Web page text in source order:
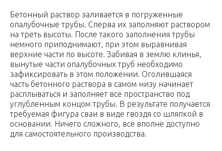
Бетонный раствор заливается в погруженные
опалубочные трубы. Сперва их заполняют раствором
на треть высоты. После такого заполнения трубы
немного приподнимают, при этом выравнивая
верхние части по высоте. Забивая в землю клинья,
вынутые части опалубочных труб необходимо
зафиксировать в этом положении. Оголившаяся
часть бетонного раствора в самом низу начинает
расплываться и заполняет все пространство под
углубленным концом трубы. В результате получается
требуемая фигура сваи в виде гвоздя со шляпкой в
основании. Ничего сложного, все вполне доступно
для самостоятельного производства.